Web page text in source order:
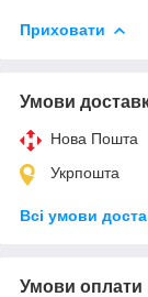
Приховати
Умови
Нова Пошта
Укрпошта
Всі умови
Умови оплати